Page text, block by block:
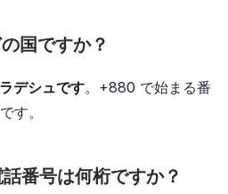
国ですか？
デシュです。+880 で始まる番
す。
番号は何桁ですか？